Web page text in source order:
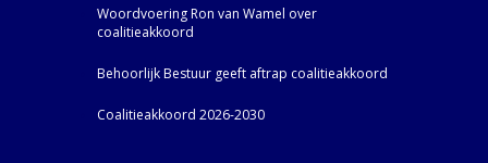
Woordvoering Ron van Wamel over
coalitieakkoord
Behoorlijk Bestuur geeft aftrap coalitieakkoord
Coalitieakkoord 2026-2030